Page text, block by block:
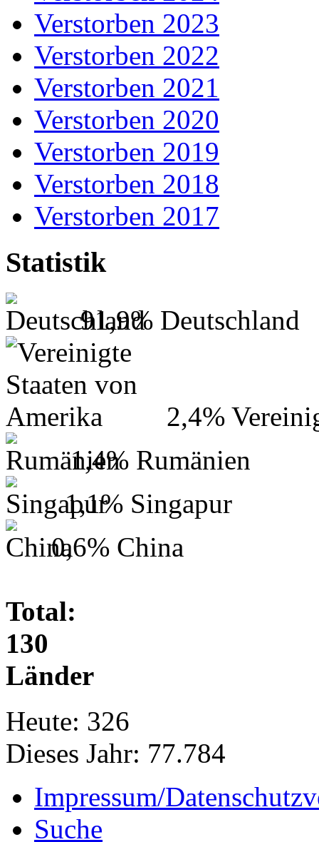
Verstorben 2023
Verstorben 2022
Verstorben 2021
Verstorben 2020
Verstorben 2019
Verstorben 2018
Verstorben 2017
Statistik
91,9% Deutschland
2,4%
1,4% Rumänien
1,1% Singapur
0,6% China
Total:
130
Länder
Heute: 326
Dieses Jahr: 77.784
Impressum/
Suche